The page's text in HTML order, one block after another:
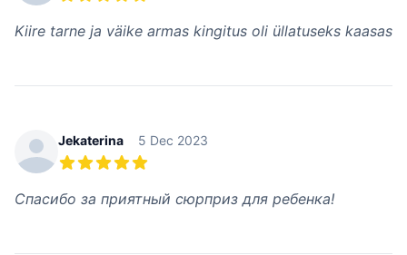
Kiire tarne ja väike armas kingitus oli üllatuseks kaasas
Jekaterina 5 Dec 2023
Спасибо за приятный сюрприз для ребенка!